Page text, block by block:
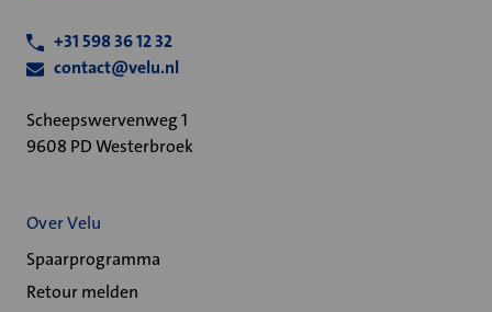
+31 598 36 12 32
contact@velu.nl
Scheepswervenweg 1
9608 PD Westerbroek
Over Velu
Spaarprogramma
Retour melden